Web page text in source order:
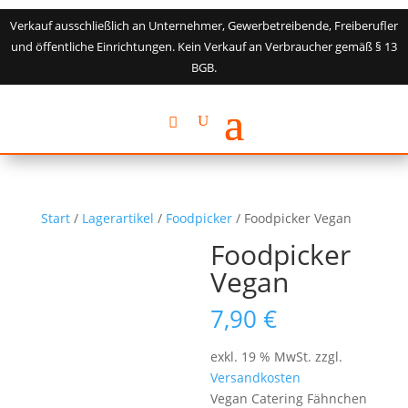
Verkauf ausschließlich an Unternehmer, Gewerbetreibende, Freiberufler
und öffentliche Einrichtungen. Kein Verkauf an Verbraucher gemäß § 13
BGB.
Start/ Lagerartikel / Foodpicker/ Foodpicker Vegan
Foodpicker
Vegan
7,90€
exkl. 19 % MwSt. zzgl.
Versandkosten
Vegan Catering Fähnchen